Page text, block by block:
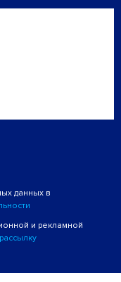
данных в
и рекламной